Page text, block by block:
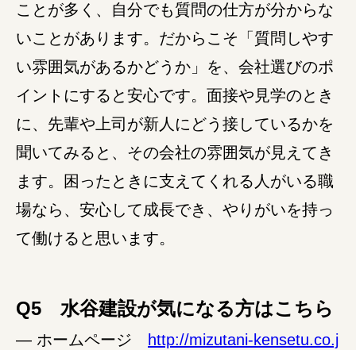
ことが多く、自分でも質問の仕方が分からな
いことがあります。だからこそ「質問しやす
い雰囲気があるかどうか」を、会社選びのポ
イントにすると安心です。面接や見学のとき
に、先輩や上司が新人にどう接しているかを
聞いてみると、その会社の雰囲気が見えてき
ます。困ったときに支えてくれる人がいる職
場なら、安心して成長でき、やりがいを持っ
て働けると思います。
Q5 水谷建設が気になる方はこちら
― ホームページ
http://mizutani-kensetu.co.j